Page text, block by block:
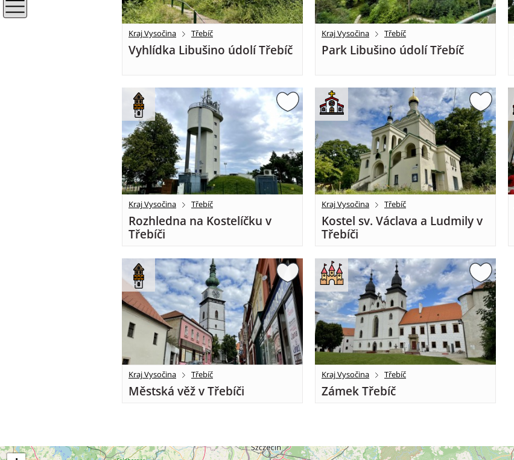
Kraj Vysočina Třebíč
Vyhlídka Libušino údolí Třebíč
Kraj Vysočina Třebíč
Park Libušino údolí Třebíč
Kraj Vysočina Třebíč
Rozhledna na Kostelíčku v
Třebíči
Kraj Vysočina Třebíč
Kostel sv. Václava a Ludmily v
Třebíči
Kraj Vysočina Třebíč
Městská věž v Třebíči
Kraj Vysočina Třebíč
Zámek Třebíč